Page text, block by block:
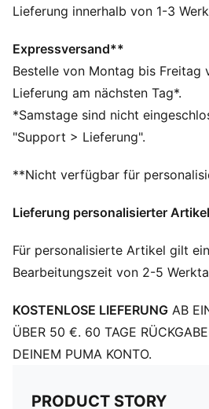
DETAILS
Ärmellos
Reguläre Länge
Leichtes, atmungsaktives
PUMA Branding-Details
Lieferung innerhalb von 1-3
Expressversand**
Bestelle von Montag bis Freitag
Lieferung am nächsten Tag*.
*Samstage sind nicht
"Support > Lieferung".
**Nicht verfügbar für
Lieferung personalisierter
Für personalisierte Artikel gilt
Bearbeitungszeit von 2-5
KOSTENLOSE LIEFERUNG AB
ÜBER 50 €. 60 TAGE
DEINEM PUMA KONTO.
PRODUCT STORY